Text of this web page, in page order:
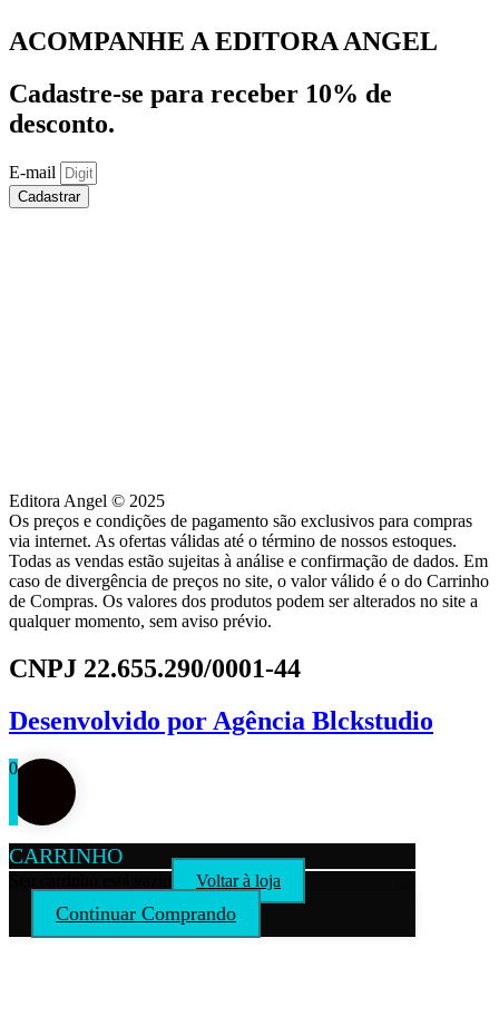
ACOMPANHE A EDITORA ANGEL
Cadastre-se para receber 10% de
desconto.
E-mail
Cadastrar
Editora Angel © 2025
Os preços e condições de pagamento são exclusivos para compras
via internet. As ofertas válidas até o término de nossos estoques.
Todas as vendas estão sujeitas à análise e confirmação de dados. Em
caso de divergência de preços no site, o valor válido é o do Carrinho
de Compras. Os valores dos produtos podem ser alterados no site a
qualquer momento, sem aviso prévio.
CNPJ 22.655.290/0001-44
Desenvolvido por Agência Blckstudio
0
CARRINHO
Voltar à loja
Continuar Comprando